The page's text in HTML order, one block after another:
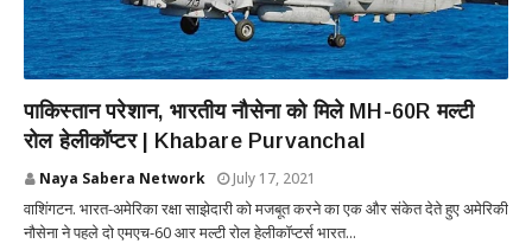
पाकिस्तान परेशान, भारतीय नौसेना को मिले MH-60R मल्टी
रोल हेलीकॉप्टर | Khabare Purvanchal
Naya Sabera Network July 17, 2021
वाशिंगटन. भारत-अमेरिका रक्षा साझेदारी को मजबूत करने का एक और संकेत देते हुए अमेरिकी
नौसेना ने पहले दो एमएच-60 आर मल्टी रोल हेलीकॉप्टर्स भारत...